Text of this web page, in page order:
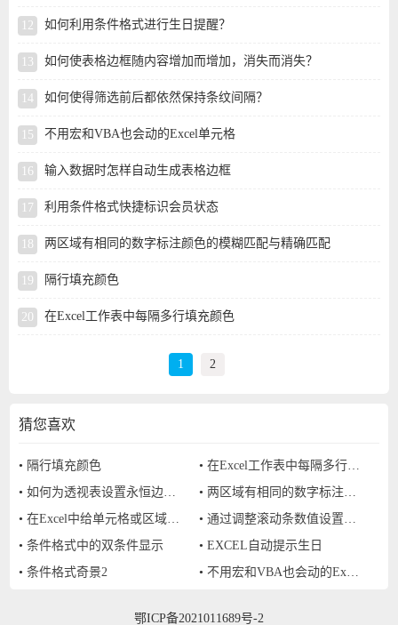
如何利用条件格式进行生日提醒？
如何使表格边框随内容增加而增加，消失而消失？
如何使得筛选前后都依然保持条纹间隔？
不用宏和VBA也会动的Excel单元格
输入数据时怎样自动生成表格边框
利用条件格式快捷标识会员状态
两区域有相同的数字标注颜色的模糊匹配与精确匹配
隔行填充颜色
在Excel工作表中每隔多行填充颜色
1 2
猜您喜欢
• 隔行填充颜色 • 在Excel工作表中每隔多行填充颜色
• 如何为透视表设置永恒边框效果（智能添加边框）？ • 两区域有相同的数字标注颜色的模糊匹配与精确匹配
• 在Excel中给单元格或区域设置密码 • 通过调整滚动条数值设置数据条动态变化
• 条件格式中的双条件显示 • EXCEL自动提示生日
• 条件格式奇景2 • 不用宏和VBA也会动的Excel单元格
鄂ICP备2021011689号-2